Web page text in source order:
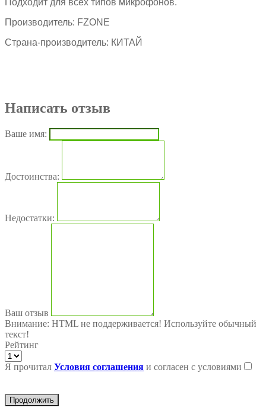
Подходит для всех типов микрофонов.
Производитель: FZONE
Страна-производитель: КИТАЙ
Написать отзыв
Ваше имя:
Достоинства:
Недостатки:
Ваш отзыв
Внимание: HTML не поддерживается! Используйте обычный
текст!
Рейтинг
Я прочитал Условия соглашения и согласен с условиями
Продолжить